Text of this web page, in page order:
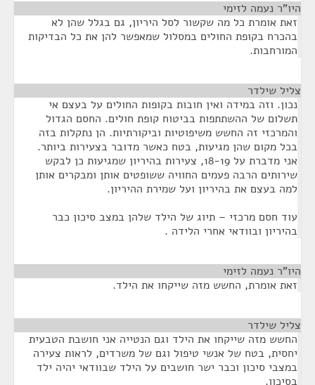
היו"ר נעמה לזימי
זאת אומרת כל מה שקשור לסל היריון, גם בגלל שהן לא
בהכרח בקופת החולים במסלול שמאפשר להן את כל הבדיקות
המורחבות.
צליל שילדר
נכון. וזה במידה ואין חובות בקופות החולים על בעצם אי
תשלום של ההשתתפות בביטוח קופת חולים. החסם הגדול
והמרכזי זה החשש משיפוטיות וביקורתיות. הן נתקלות בזה
בכל מקום שהן מגיעות, בטח כאשר מדובר בצעירות ביותר.
אני מדברת על 18-19, צעירות בהיריון שמגיעות כן לבקש
שירותים הרבה פעמים החוויה ששופטים אותן ומבקרים אותן
למה בעצם את בהיריון ועל שמירת ההיריון.
עוד חסם מרכזי – תיוג של הילד שלהן במצב סיכון כבר
בהיריון ובוודאי אחרי הלידה .
היו"ר נעמה לזימי
זאת אומרת, החשש מזה שייקחו את הילד.
צליל שילדר
החשש מזה שייקחו את הילד וגם הנטייה אני חושבת הטבעית
יחסית, בטח של אנשי טיפול וגם של משרדים, לראות צעירה
במצבי סיכון וכבר ישר חושבים על הילד שבוודאי יהיה ילד
בסיכון.